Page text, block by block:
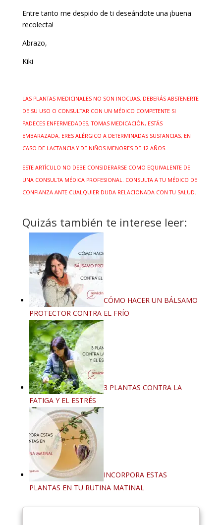
Entre tanto me despido de ti deseándote una ¡buena
recolecta!
Abrazo,
Kiki
LAS PLANTAS MEDICINALES NO SON INOCUAS. DEBERÁS ABSTENERTE
DE SU USO O CONSULTAR CON UN MÉDICO COMPETENTE SI
PADECES ENFERMEDADES, TOMAS MEDICACIÓN, ESTÁS
EMBARAZADA, ERES ALÉRGICO A DETERMINADAS SUSTANCIAS, EN
CASO DE LACTANCIA Y DE NIÑOS MENORES DE 12 AÑOS.
ESTE ARTÍCULO NO DEBE CONSIDERARSE COMO EQUIVALENTE DE
UNA CONSULTA MÉDICA PROFESIONAL. CONSULTA A TU MÉDICO DE
CONFIANZA ANTE CUALQUIER DUDA RELACIONADA CON TU SALUD.
Quizás también te interese leer:
CÓMO HACER UN BÁLSAMO
PROTECTOR CONTRA EL FRÍO
3 PLANTAS CONTRA LA
FATIGA Y EL ESTRÉS
INCORPORA ESTAS
PLANTAS EN TU RUTINA MATINAL